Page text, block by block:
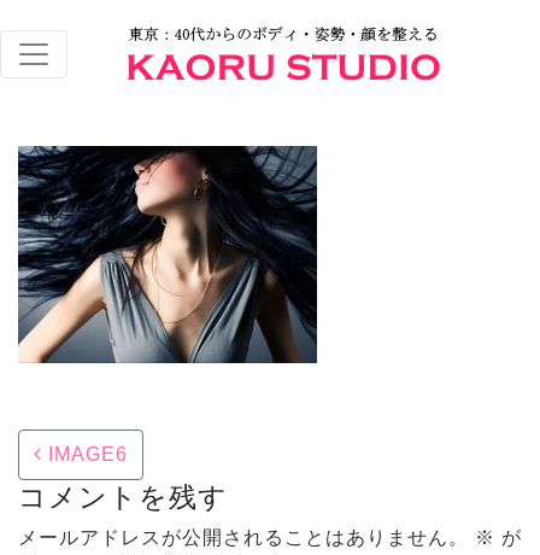
Post navigation
IMAGE6
コメントを残す
メールアドレスが公開されることはありません。 ※ が